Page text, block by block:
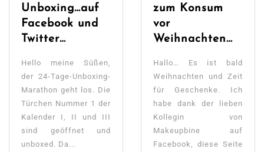
Unboxing…auf
Facebook und
Twitter…
Hello meine Süßen,
der 24-Tage-Unboxing-
Marathon geht los. Die
Türchen Nummer 1 der
Kalender I, II und III
sind geöffnet und
unboxed. Da...
zum Konsum
vor
Weihnachten…
Hallo… Es ist bald
Weihnachten und Zeit
für Geschenke. Ich
habe dank der lieben
Kollegin von
Makeupbine auf
Facebook, diese Seite